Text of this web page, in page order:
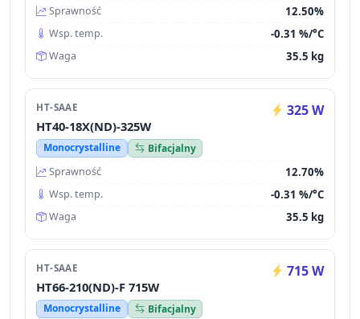
Sprawność
12.50%
Wsp. temp. -0.31 %/°C
Waga 35.5 kg
HT-SAAE 325 W
HT40-18X(ND)-325W
Monocrystalline
Bifacjalny
Sprawność
12.70%
Wsp. temp. -0.31 %/°C
Waga 35.5 kg
HT-SAAE 715 W
HT66-210(ND)-F 715W
Monocrystalline
Bifacjalny